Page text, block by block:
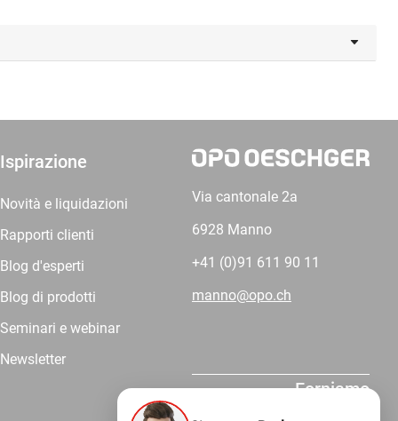
Ispirazione
Novità e liquidazioni
Rapporti clienti
Blog d'esperti
Blog di prodotti
Seminari e webinar
Newsletter
Via cantonale 2a
6928 Manno
+41 (0)91 611 90 11
manno@opo.ch
Forniamo